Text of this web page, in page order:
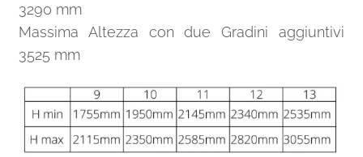
3290 mm
Massima Altezza con due Gradini aggiuntivi
3525 mm